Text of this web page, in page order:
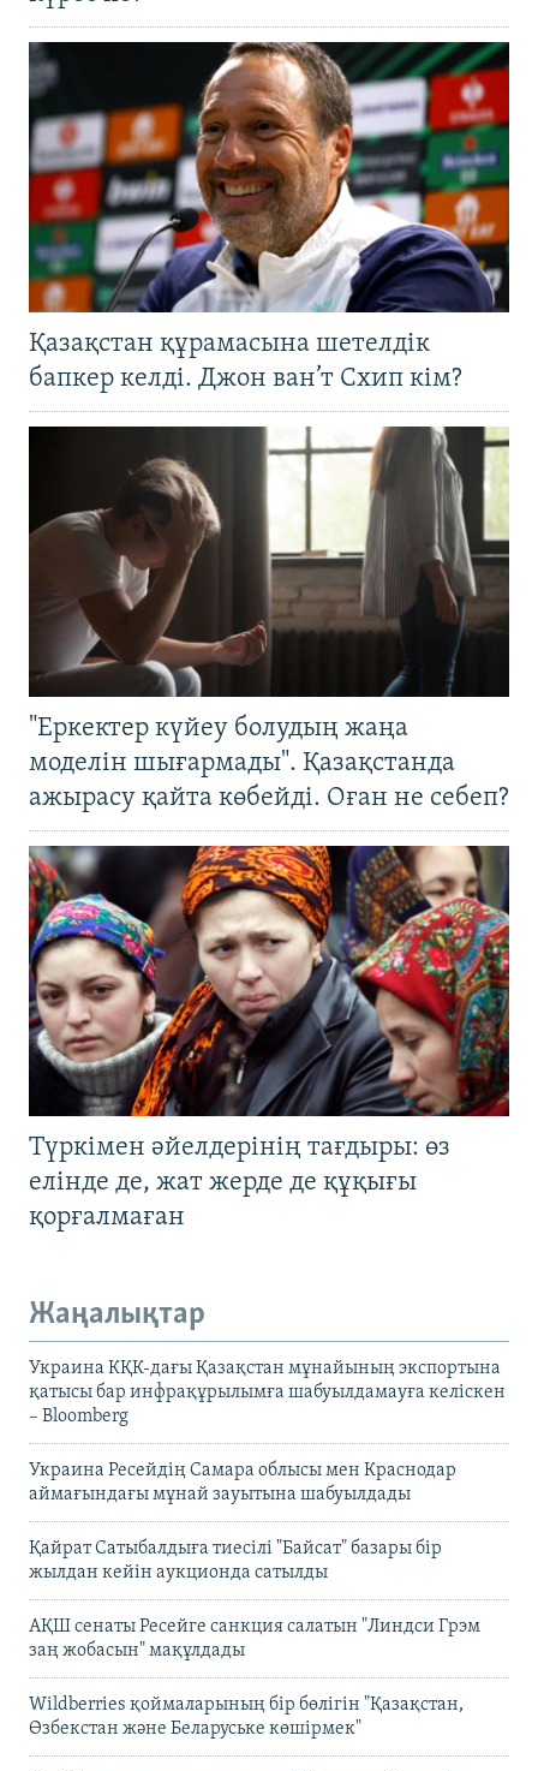
Қазақстан құрамасына шетелдік
бапкер келді. Джон ван’т Схип кім?
"Еркектер күйеу болудың жаңа
моделін шығармады". Қазақстанда
ажырасу қайта көбейді. Оған не себеп?
Түркімен әйелдерінің тағдыры: өз
елінде де, жат жерде де құқығы
қорғалмаған
Жаңалықтар
Украина КҚК-дағы Қазақстан мұнайының экспортына
қатысы бар инфрақұрылымға шабуылдамауға келіскен
– Bloomberg
Украина Ресейдің Самара облысы мен Краснодар
аймағындағы мұнай зауытына шабуылдады
Қайрат Сатыбалдыға тиесілі "Байсат" базары бір
жылдан кейін аукционда сатылды
АҚШ сенаты Ресейге санкция салатын "Линдси Грэм
заң жобасын" мақұлдады
Wildberries қоймаларының бір бөлігін "Қазақстан,
Өзбекстан және Беларуське көшірмек"